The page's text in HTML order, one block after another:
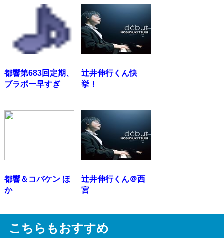
都響第683回定期、
ブラボー早すぎ
辻井伸行くん快
挙！
都響＆コバケン ほ
か
辻井伸行くん＠西
宮
こちらもおすすめ